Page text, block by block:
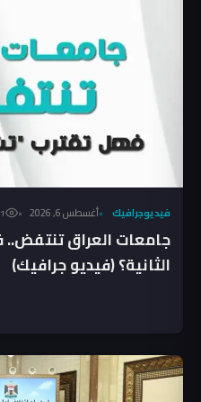
فيديوجرافيك أغسطس 6, 2026
جامعات العراق
الثانية؟ (فيديو جرافيك)